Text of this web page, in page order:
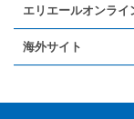
エリエールオンライ
海外サイト